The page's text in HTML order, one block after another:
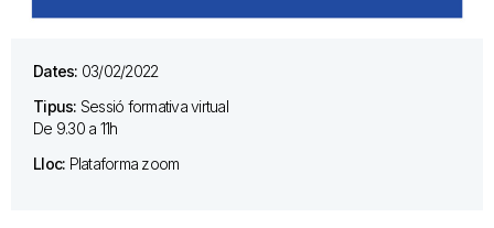
Dates: 03/02/2022
Tipus: Sessió formativa virtual
De 9.30 a 11h
Lloc: Plataforma zoom